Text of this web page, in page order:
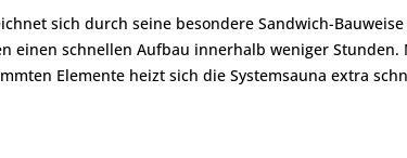
sich durch seine besondere Sandwich-
einen schnellen Aufbau innerhalb weniger
Elemente heizt sich die Systemsauna extra